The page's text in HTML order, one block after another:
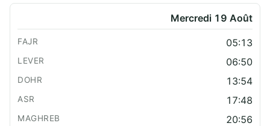
Mercredi 19 Août
05:13
06:50
13:54
17:48
20:56